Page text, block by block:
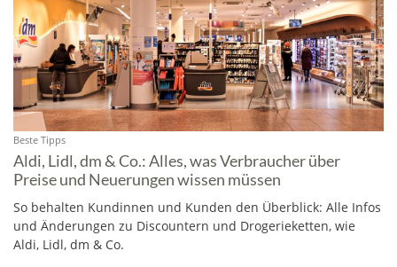
Beste Tipps
Aldi, Lidl, dm & Co.: Alles, was Verbraucher über
Preise und Neuerungen wissen müssen
So behalten Kundinnen und Kunden den Überblick: Alle Infos
und Änderungen zu Discountern und Drogerieketten, wie
Aldi, Lidl, dm & Co.